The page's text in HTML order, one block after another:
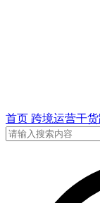
首页 跨境运营干货